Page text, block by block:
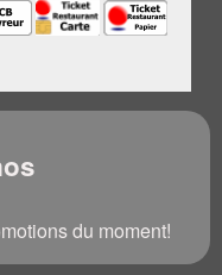
du moment!